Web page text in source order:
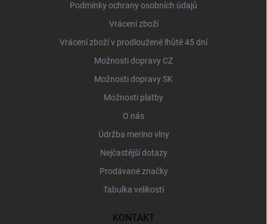
Podmínky ochrany osobních údajů
Vrácení zboží
Vrácení zboží v prodloužené lhůtě 45 dní
Možnosti dopravy CZ
Možnosti dopravy SK
Možnosti platby
O nás
Údržba merino vlny
Nejčastější dotazy
Prodávané značky
Tabulka velikostí
KONTAKT